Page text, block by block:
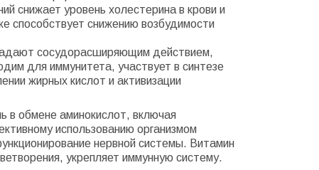
снижает уровень холестерина в крови и
способствует снижению возбудимости
сосудорасширяющим действием,
для иммунитета, участвует в синтезе
жирных кислот и активизации
в обмене аминокислот, включая
использованию организмом
нервной системы. Витамин
укрепляет иммунную систему.